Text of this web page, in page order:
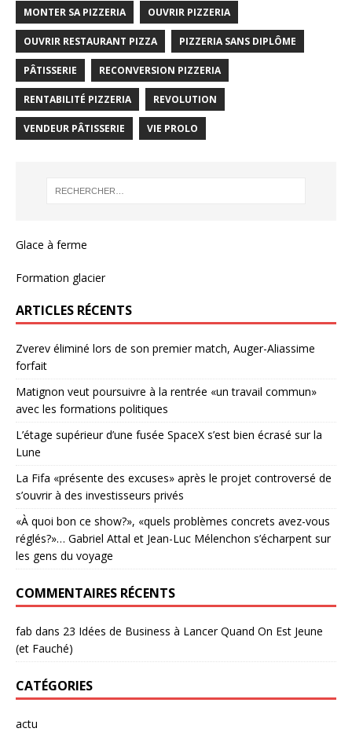
MONTER SA PIZZERIA OUVRIR PIZZERIA
OUVRIR RESTAURANT PIZZA PIZZERIA SANS DIPLÔME
PÂTISSERIE RECONVERSION PIZZERIA
RENTABILITÉ PIZZERIA REVOLUTION
VENDEUR PÂTISSERIE VIE PROLO
Glace à ferme
Formation glacier
ARTICLES RÉCENTS
Zverev éliminé lors de son premier match, Auger-Aliassime
forfait
Matignon veut poursuivre à la rentrée «un travail commun»
avec les formations politiques
L’étage supérieur d’une fusée SpaceX s’est bien écrasé sur la
Lune
La Fifa «présente des excuses» après le projet controversé de
s’ouvrir à des investisseurs privés
«À quoi bon ce show?», «quels problèmes concrets avez-vous
réglés?»… Gabriel Attal et Jean-Luc Mélenchon s’écharpent sur
les gens du voyage
COMMENTAIRES RÉCENTS
fab dans 23 Idées de Business à Lancer Quand On Est Jeune
(et Fauché)
CATÉGORIES
actu